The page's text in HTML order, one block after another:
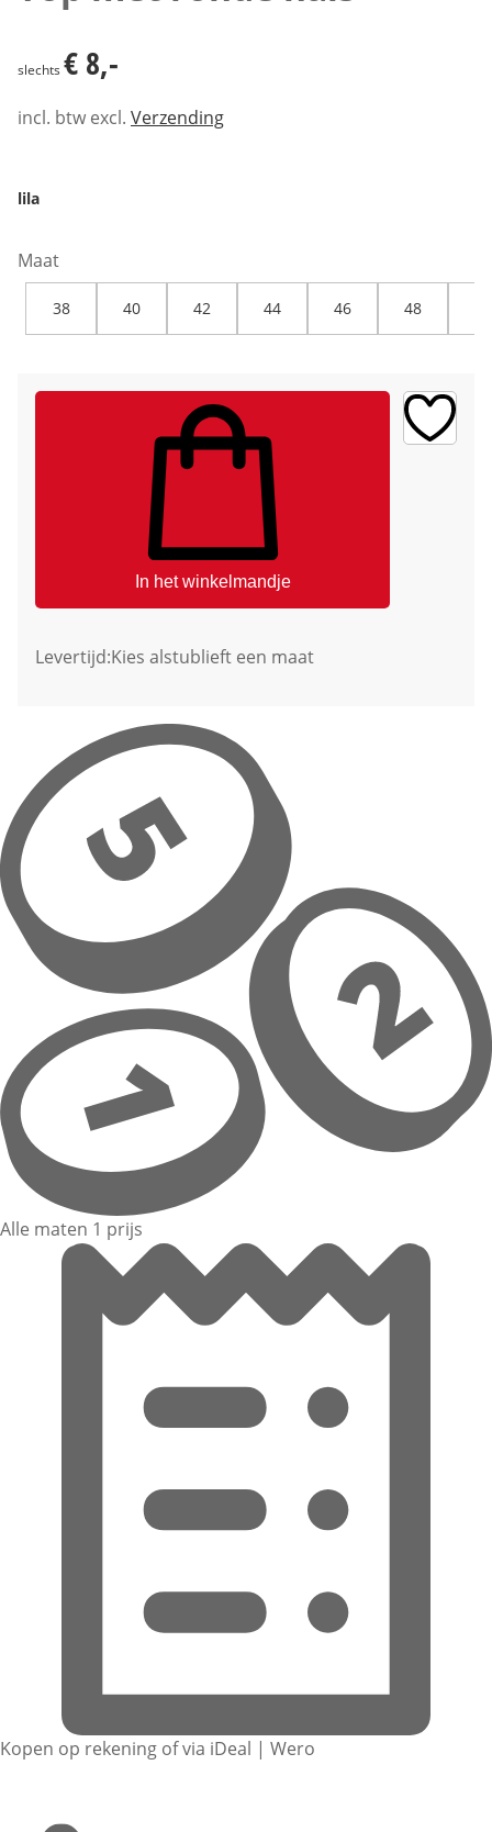
slechts € 8,-
incl. btw excl. Verzending
lila
Maat
38 40 42 44 46 48
In het winkelmandje
Levertijd:Kies alstublieft een maat
Alle maten 1 prijs
Kopen op rekening of via iDeal | Wero